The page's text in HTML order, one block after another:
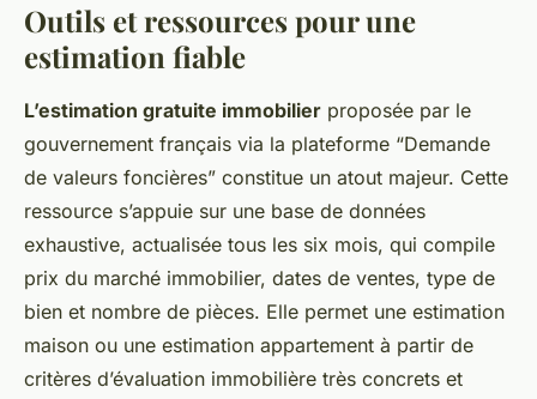
Outils et ressources pour une
estimation fiable
L’estimation gratuite immobilier proposée par le
gouvernement français via la plateforme “Demande
de valeurs foncières” constitue un atout majeur. Cette
ressource s’appuie sur une base de données
exhaustive, actualisée tous les six mois, qui compile
prix du marché immobilier, dates de ventes, type de
bien et nombre de pièces. Elle permet une estimation
maison ou une estimation appartement à partir de
critères d’évaluation immobilière très concrets et